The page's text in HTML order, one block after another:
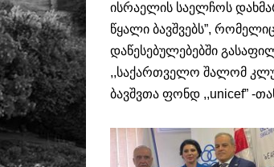
ისრაელის საელჩოს
წყალი ბავშვებს”,
დაწესებულებებში
,,საქართველო შალომ
ბავშვთა ფონდ ,,unicef” -